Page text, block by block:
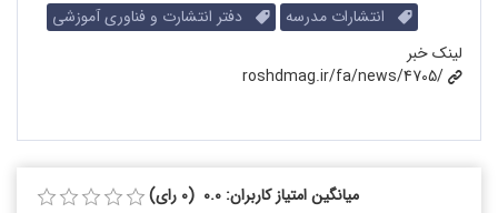
انتشارات مدرسه
دفتر انتشارت و فناوری آموزشی
لینک خبر
roshdmag.ir/fa/news/4705/
میانگین امتیاز کاربران: 0.0 (0 رای)